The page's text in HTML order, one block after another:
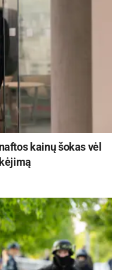
įtakos maisto
pašalinti
grupę: stiprins pozicijas
„Mere“ tinklo
maisto
paveikti mūsų
kainų šokas vėl